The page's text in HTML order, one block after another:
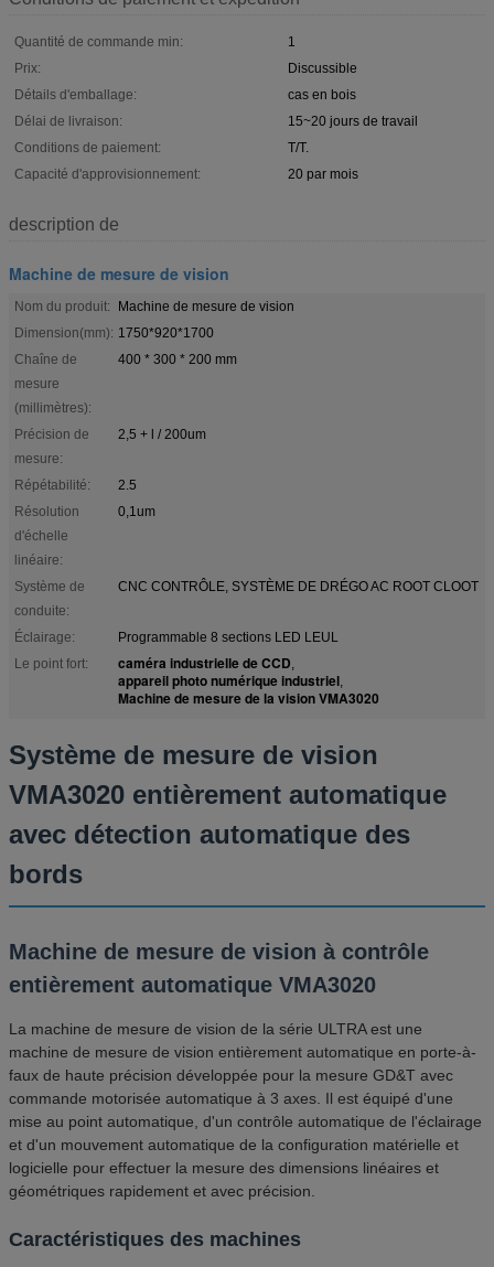
Quantité de commande min:
1
Prix:
Discussible
Détails d'emballage:
cas en bois
Délai de livraison:
15~20 jours de travail
Conditions de paiement:
T/T.
Capacité d'approvisionnement:
20 par mois
description de
Machine de mesure de vision
Nom du produit:
Machine de mesure de vision
Dimension(mm): 1750*920*1700
Chaîne de
mesure
(millimètres):
400 * 300 * 200 mm
Précision de
mesure:
2,5 + l / 200um
Répétabilité:
2.5
Résolution
d'échelle
linéaire:
0,1um
Système de
conduite:
CNC CONTRÔLE, SYSTÈME DE DRÉGO AC ROOT CLOOT
Éclairage:
Programmable 8 sections LED LEUL
Le point fort:
caméra industrielle de CCD,
appareil photo numérique industriel,
Machine de mesure de la vision VMA3020
Système de mesure de vision
VMA3020 entièrement automatique
avec détection automatique des
bords
Machine de mesure de vision à contrôle
entièrement automatique VMA3020
La machine de mesure de vision de la série ULTRA est une
machine de mesure de vision entièrement automatique en porte-à-
faux de haute précision développée pour la mesure GD&T avec
commande motorisée automatique à 3 axes. Il est équipé d'une
mise au point automatique, d'un contrôle automatique de l'éclairage
et d'un mouvement automatique de la configuration matérielle et
logicielle pour effectuer la mesure des dimensions linéaires et
géométriques rapidement et avec précision.
Caractéristiques des machines